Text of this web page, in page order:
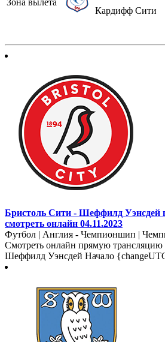
Кардифф Сити
Бристоль Сити - Шеффилд Уэнсдей
смотреть онлайн 04.11.2023
Футбол | Англия - Чемпионшип |
Смотреть онлайн прямую трансляцию
Шеффилд Уэнсдей Начало